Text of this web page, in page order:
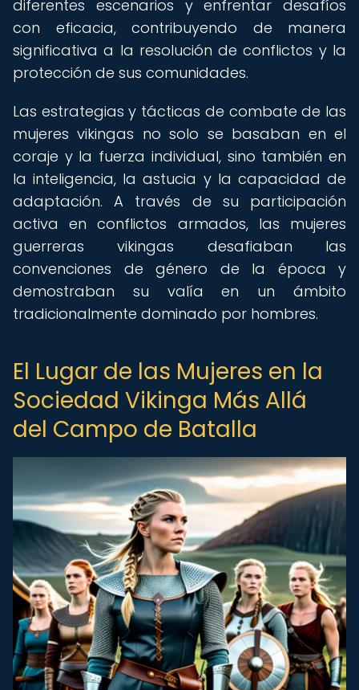
diferentes escenarios y enfrentar desafíos
con eficacia, contribuyendo de manera
significativa a la resolución de conflictos y la
protección de sus comunidades.
Las estrategias y tácticas de combate de las
mujeres vikingas no solo se basaban en el
coraje y la fuerza individual, sino también en
la inteligencia, la astucia y la capacidad de
adaptación. A través de su participación
activa en conflictos armados, las mujeres
guerreras vikingas desafiaban las
convenciones de género de la época y
demostraban su valía en un ámbito
tradicionalmente dominado por hombres.
El Lugar de las Mujeres en la
Sociedad Vikinga Más Allá
del Campo de Batalla